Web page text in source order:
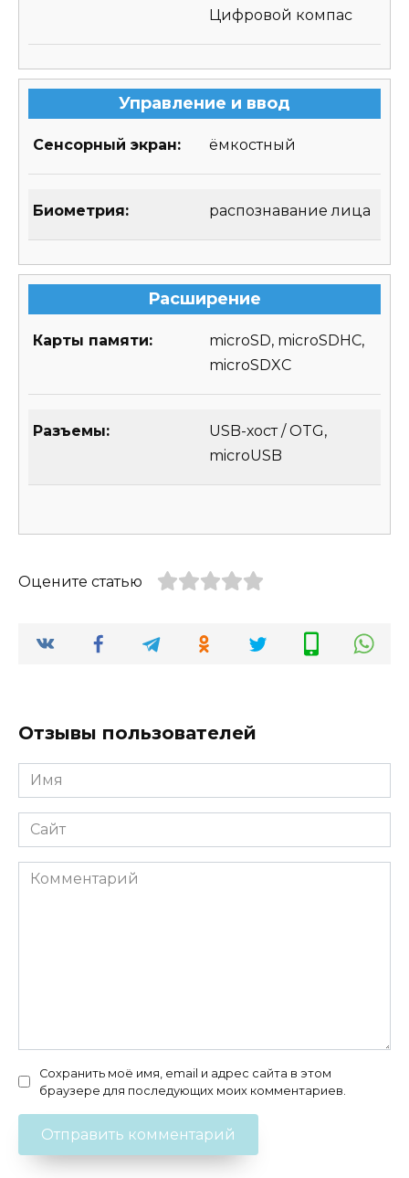
Цифровой компас
Управление и ввод
Сенсорный экран: ёмкостный
Биометрия: распознавание лица
Расширение
Карты памяти:
microSD, microSDHC,
microSDXC
Разъемы:
USB-хост / OTG,
microUSB
Оцените статью
Отзывы пользователей
Имя
*
Сайт
Комментарий
Сохранить моё имя, email и адрес сайта в этом
браузере для последующих моих комментариев.